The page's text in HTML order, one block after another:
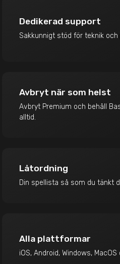
Dedikerad support
Sakkunnigt stöd för teknik och
Avbryt när som helst
Avbryt Premium och behåll
alltid.
Låtordning
Din spellista så som du tänkt
Alla plattformar
iOS, Android, Windows,